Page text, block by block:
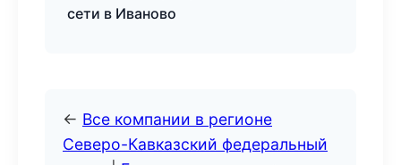
сети в Иваново
← Все компании в регионе
Северо-Кавказский федеральный